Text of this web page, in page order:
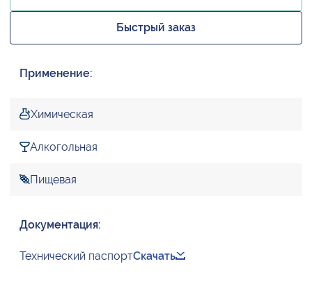
Быстрый заказ
Применение:
Химическая
Алкогольная
Пищевая
Документация:
Технический паспортСкачать